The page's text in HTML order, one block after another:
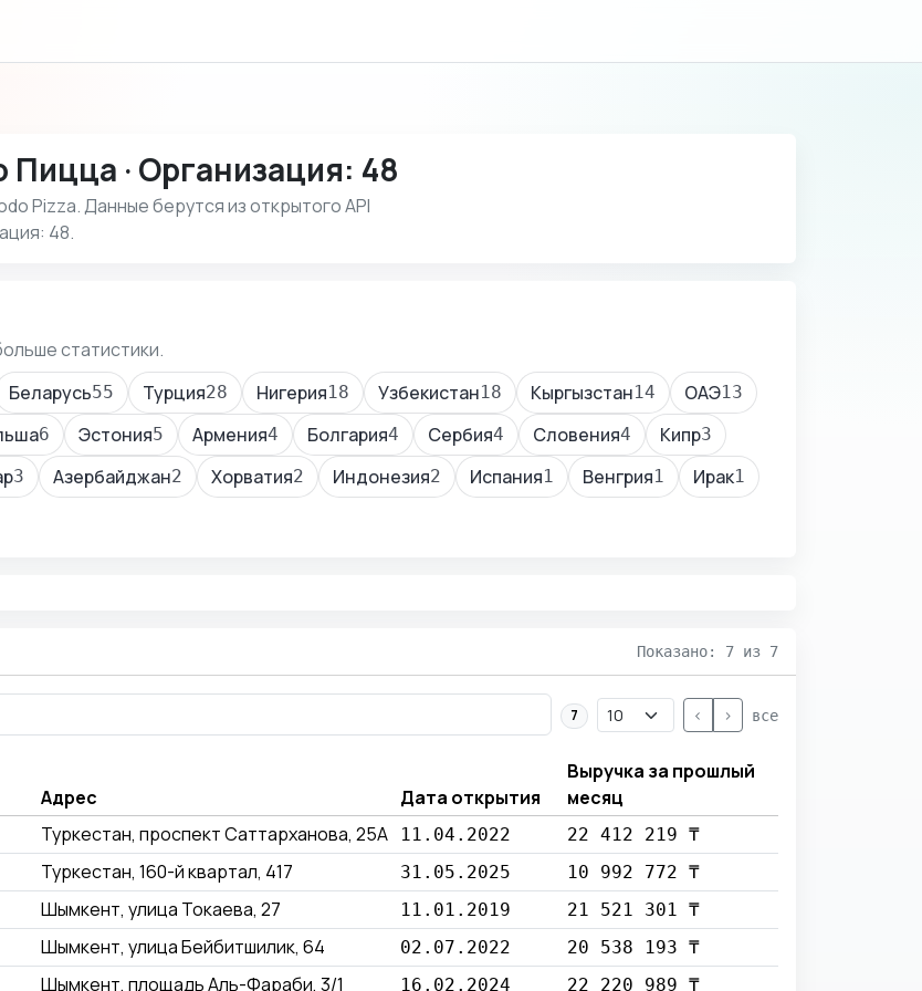
· Организация: 48
Pizza. Данные берутся из открытого API
48.
статистики.
Беларусь55 Турция28 Нигерия18 Узбекистан18 Кыргызстан14 ОАЭ13
6 Эстония5 Армения4 Болгария4 Сербия4 Словения4 Кипр3
3 Азербайджан2 Хорватия2 Индонезия2 Испания1 Венгрия1 Ирак1
Показано: 7 из 7
7 < > все
Адрес Дата открытия
Выручка за прошлый
месяц
Туркестан, проспект Саттарханова, 25А 11.04.2022 22 412 219 ₸
Туркестан, 160-й квартал, 417 31.05.2025 10 992 772 ₸
Шымкент, улица Токаева, 27 11.01.2019 21 521 301 ₸
Шымкент, улица Бейбитшилик, 64 02.07.2022 20 538 193 ₸
Шымкент, площадь Аль-Фараби, 3/1 16.02.2024 22 220 989 ₸